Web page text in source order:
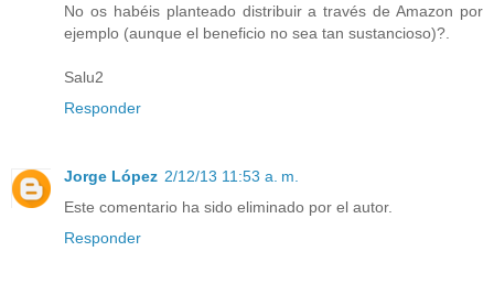
No os habéis planteado distribuir a través de Amazon por
ejemplo (aunque el beneficio no sea tan sustancioso)?.
Salu2
Responder
Jorge López 2/12/13 11:53 a. m.
Este comentario ha sido eliminado por el autor.
Responder